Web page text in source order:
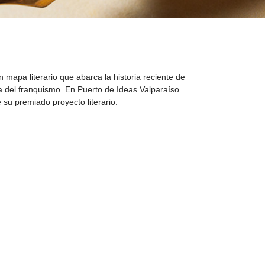
mapa literario que abarca la historia reciente de
franquismo. En Puerto de Ideas Valparaíso
premiado proyecto literario.